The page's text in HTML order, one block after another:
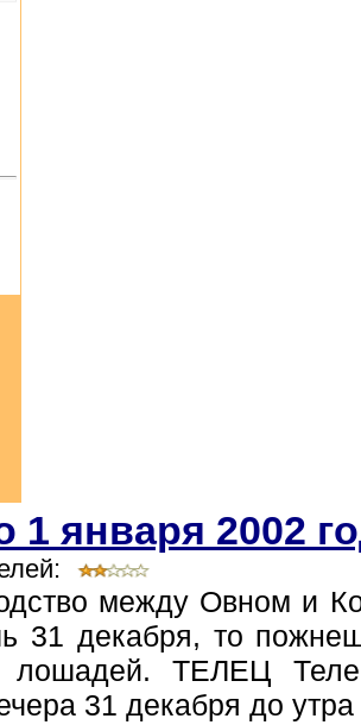
1 января 2002
между Овном и
31 декабря, то
ТЕЛЕЦ
31 декабря до